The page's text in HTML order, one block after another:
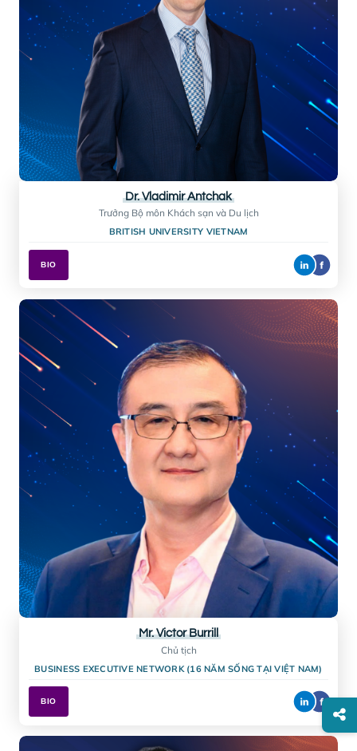
Ms. Mandy Nguyễn
Giám đốc Vận hành
STARTUP VIETNAM FOUNDATION
BIO
Mr. Samuel Walter
Nhà sáng lập
HEADS ON PILLOWS